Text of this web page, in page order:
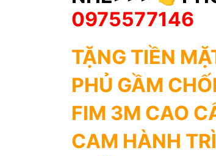
0975577146
TẶNG TIỀN
PHỦ GẦM
FIM 3M CAO
CAM HÀNH